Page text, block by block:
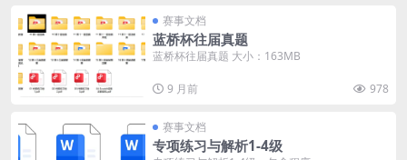
赛事文档
蓝桥杯往届真题
蓝桥杯往届真题 大小：163MB
9 月前 978
赛事文档
专项练习与解析1-4级